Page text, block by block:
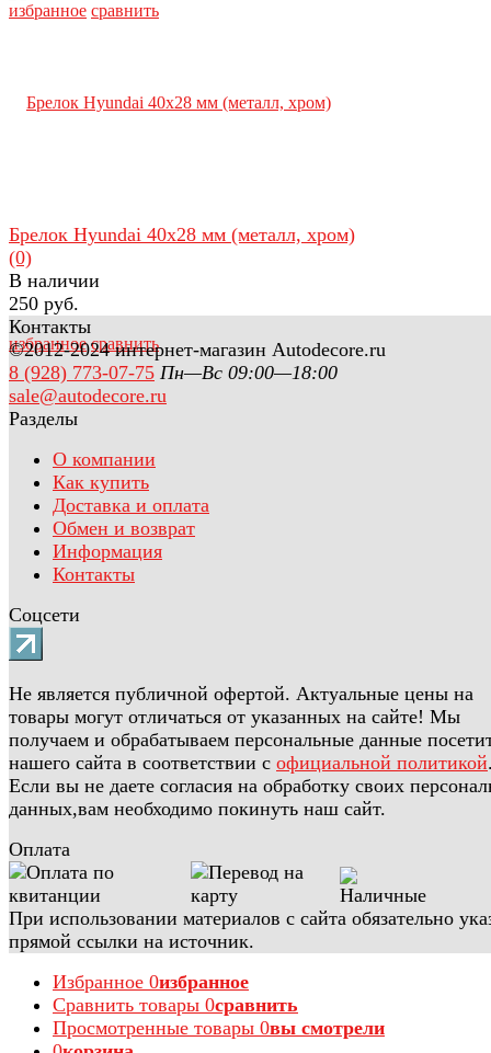
избранное сравнить
избранное сравнить
Брелок Hyundai 40х28 мм (металл, хром)
(0)
В наличии
250 руб.
Контакты
©2012-2024 интернет-магазин Autodecore.ru
8 (928) 773-07-75 Пн—Вс 09:00—18:00
sale@autodecore.ru
Разделы
О компании
Как купить
Доставка и оплата
Обмен и возврат
Информация
Контакты
Соцсети
Не является публичной офертой. Актуальные цены на
товары могут отличаться от указанных на сайте! Мы
получаем и обрабатываем персональные данные
нашего сайта в соответствии с официальной политикой
Если вы не даете согласия на обработку своих
данных,вам необходимо покинуть наш сайт.
Оплата
При использовании материалов с сайта обязательно
прямой ссылки на источник.
Избранное 0избранное
Сравнить товары 0сравнить
Просмотренные товары 0вы смотрели